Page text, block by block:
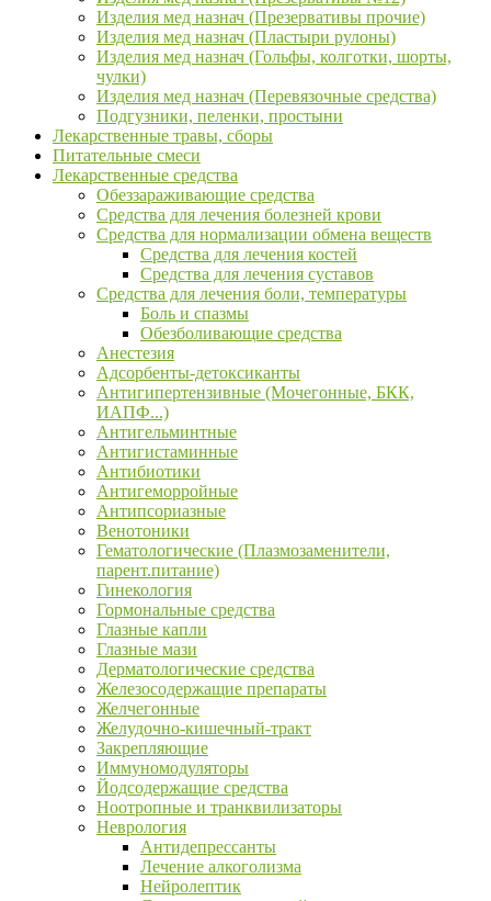
Изделия мед назнач (Презервативы прочие)
Изделия мед назнач (Пластыри рулоны)
Изделия мед назнач (Гольфы, колготки, шорты,
чулки)
Изделия мед назнач (Перевязочные средства)
Подгузники, пеленки, простыни
Лекарственные травы, сборы
Питательные смеси
Лекарственные средства
Обеззараживающие средства
Средства для лечения болезней крови
Средства для нормализации обмена веществ
Средства для лечения костей
Средства для лечения суставов
Средства для лечения боли, температуры
Боль и спазмы
Обезболивающие средства
Анестезия
Адсорбенты-детоксиканты
Антигипертензивные (Мочегонные, БКК,
ИАПФ...)
Антигельминтные
Антигистаминные
Антибиотики
Антигеморройные
Антипсориазные
Венотоники
Гематологические (Плазмозаменители,
парент.питание)
Гинекология
Гормональные средства
Глазные капли
Глазные мази
Дерматологические средства
Железосодержащие препараты
Желчегонные
Желудочно-кишечный-тракт
Закрепляющие
Иммуномодуляторы
Йодсодержащие средства
Ноотропные и транквилизаторы
Неврология
Антидепрессанты
Лечение алкоголизма
Нейролептик